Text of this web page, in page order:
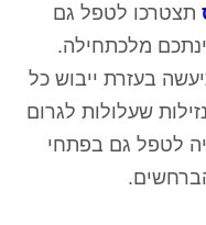
תצטרכו לטפל גם
מלכתחילה.
בעזרת ייבוש כל
שעלולות לגרום
לטפל גם בפתחי